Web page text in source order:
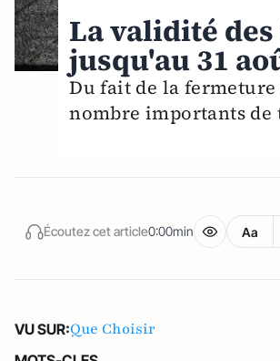
La validité
jusqu'au 31
Du fait de la
nombre importants de
Écoutez cet article0:00min Aa
VU SUR:Que Choisir